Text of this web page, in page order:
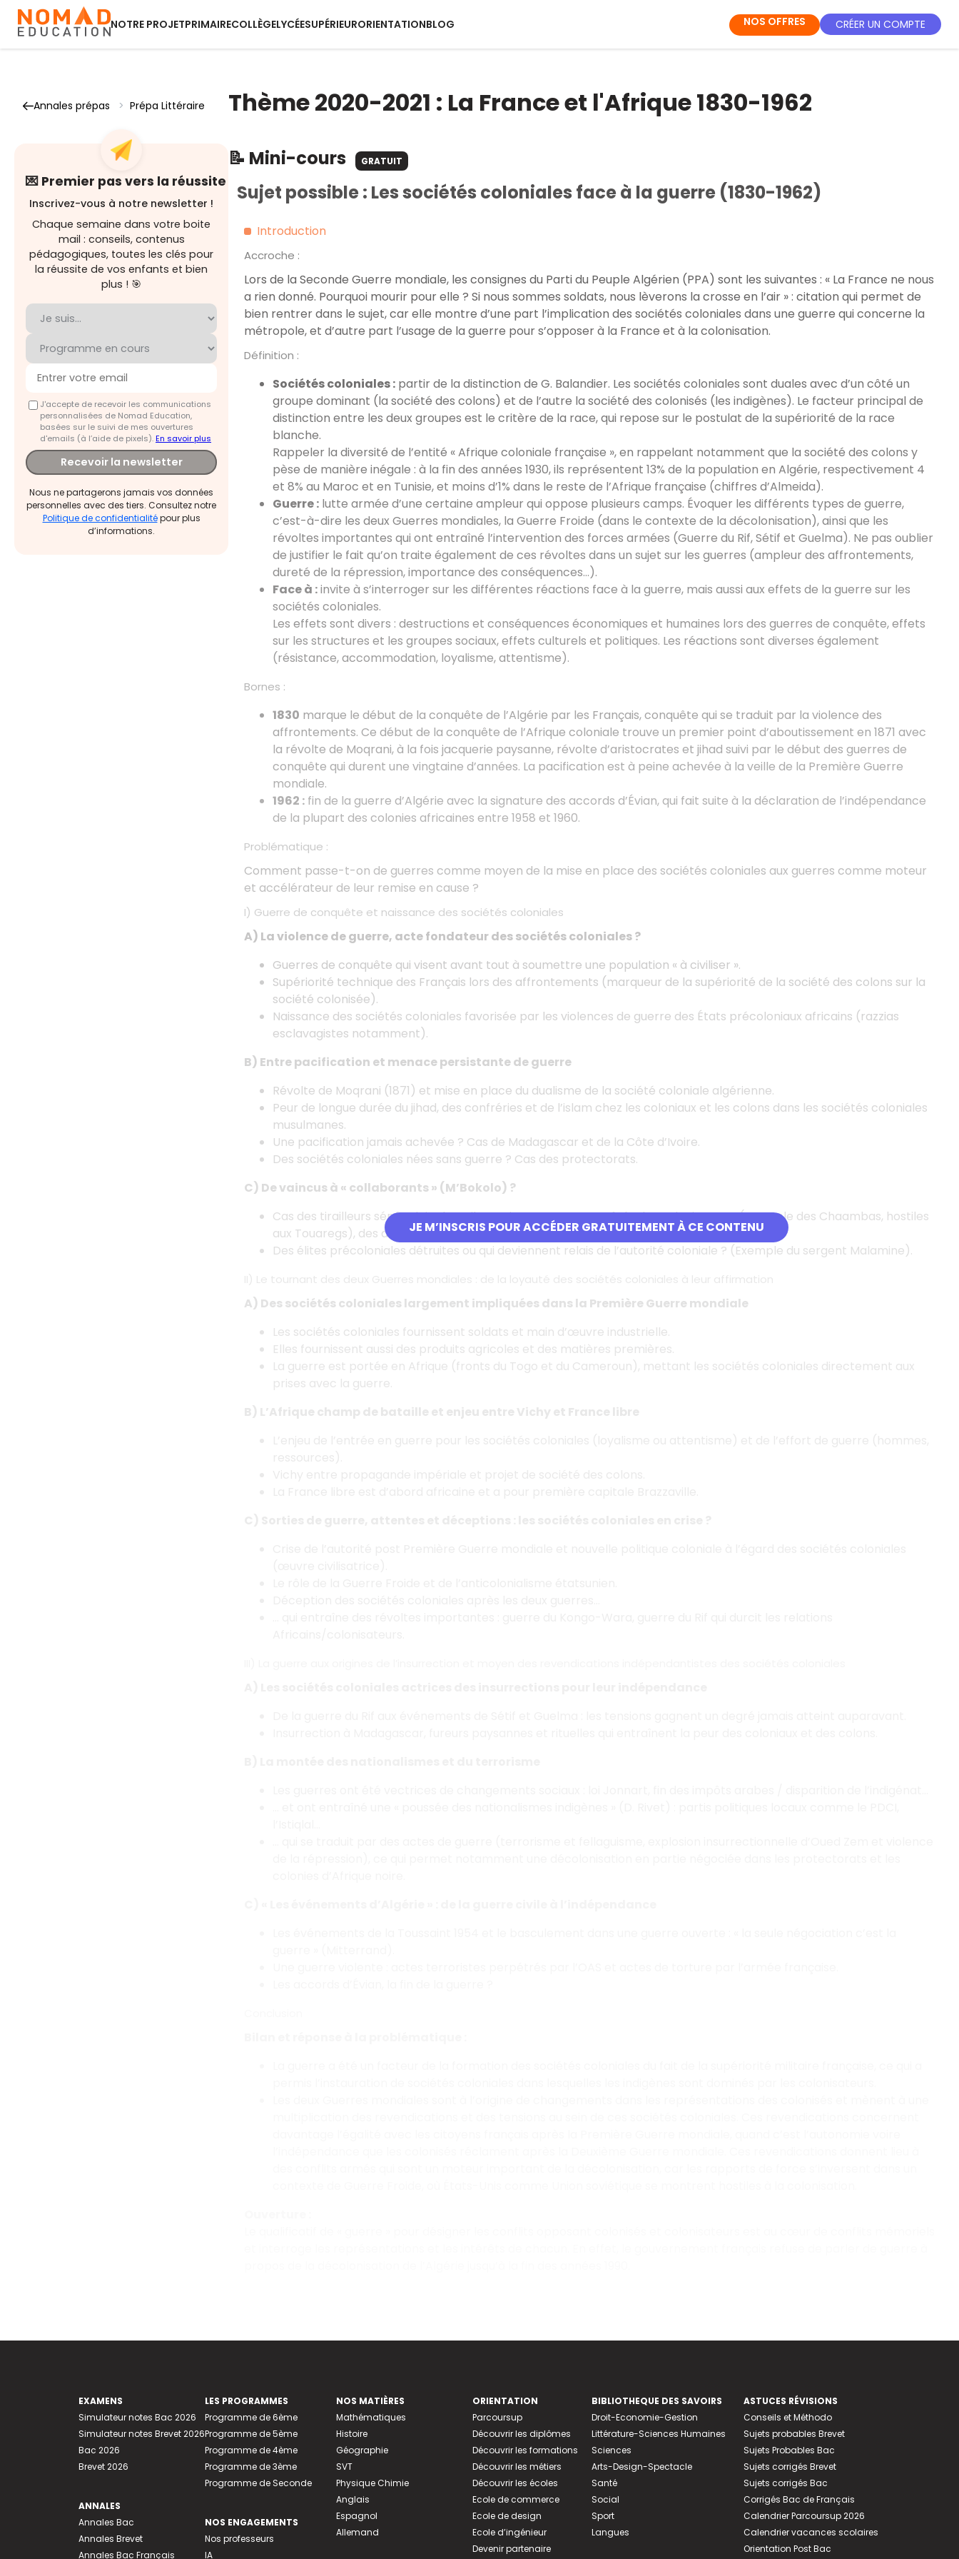
NOTRE PROJETPRIMAIRECOLLÈGELYCÉESUPÉRIEURORIENTATIONBLOG NOS OFFRES CRÉER UN COMPTE
Annales prépas > Prépa Littéraire
💌 Premier pas vers la réussite
Inscrivez-vous à notre newsletter !
Chaque semaine dans votre boite
mail : conseils, contenus
pédagogiques, toutes les clés pour
la réussite de vos enfants et bien
plus ! 🎯
J'accepte de recevoir les communications
personnalisées de Nomad Education,
basées sur le suivi de mes ouvertures
d'emails (à l’aide de pixels).En savoir plus
Recevoir la newsletter
Nous ne partagerons jamais vos données
personnelles avec des tiers. Consultez notre
Politique de confidentialitépour plus
d’informations.
Thème 2020-2021 : La France et l'Afrique 1830-1962
📝 Mini-cours GRATUIT
JE M’INSCRIS POUR ACCÉDER GRATUITEMENT À CE CONTENU
Sujet possible : Les sociétés coloniales face à la guerre (1830-1962)
Introduction
Accroche :
Lors de la Seconde Guerre mondiale, les consignes du Parti du Peuple Algérien (PPA) sont les suivantes : « La France ne nous
a rien donné. Pourquoi mourir pour elle ? Si nous sommes soldats, nous lèverons la crosse en l’air » : citation qui permet de
bien rentrer dans le sujet, car elle montre d’une part l’implication des sociétés coloniales dans une guerre qui concerne la
métropole, et d’autre part l’usage de la guerre pour s’opposer à la France et à la colonisation.
Définition :
Sociétés coloniales :partir de la distinction de G. Balandier. Les sociétés coloniales sont duales avec d’un côté un
groupe dominant (la société des colons) et de l’autre la société des colonisés (les indigènes). Le facteur principal de
distinction entre les deux groupes est le critère de la race, qui repose sur le postulat de la supériorité de la race
blanche.
Rappeler la diversité de l’entité « Afrique coloniale française », en rappelant notamment que la société des colons y
pèse de manière inégale : à la fin des années 1930, ils représentent 13% de la population en Algérie, respectivement 4
et 8% au Maroc et en Tunisie, et moins d’1% dans le reste de l’Afrique française (chiffres d’Almeida).
Guerre :lutte armée d’une certaine ampleur qui oppose plusieurs camps. Évoquer les différents types de guerre,
c’est-à-dire les deux Guerres mondiales, la Guerre Froide (dans le contexte de la décolonisation), ainsi que les
révoltes importantes qui ont entraîné l’intervention des forces armées (Guerre du Rif, Sétif et Guelma). Ne pas oublier
de justifier le fait qu’on traite également de ces révoltes dans un sujet sur les guerres (ampleur des affrontements,
dureté de la répression, importance des conséquences…).
Face à :invite à s’interroger sur les différentes réactions face à la guerre, mais aussi aux effets de la guerre sur les
sociétés coloniales.
Les effets sont divers : destructions et conséquences économiques et humaines lors des guerres de conquête, effets
sur les structures et les groupes sociaux, effets culturels et politiques. Les réactions sont diverses également
(résistance, accommodation, loyalisme, attentisme).
Bornes :
1830 marque le début de la conquête de l’Algérie par les Français, conquête qui se traduit par la violence des
affrontements. Ce début de la conquête de l’Afrique coloniale trouve un premier point d’aboutissement en 1871 avec
la révolte de Moqrani, à la fois jacquerie paysanne, révolte d’aristocrates et jihad suivi par le début des guerres de
conquête qui durent une vingtaine d’années. La pacification est à peine achevée à la veille de la Première Guerre
mondiale.
1962 :fin de la guerre d’Algérie avec la signature des accords d’Évian, qui fait suite à la déclaration de l’indépendance
de la plupart des colonies africaines entre 1958 et 1960.
Problématique :
Comment passe-t-on de guerres comme moyen de la mise en place des sociétés coloniales aux guerres comme moteur
et accélérateur de leur remise en cause ?
I) Guerre de conquête et naissance des sociétés coloniales
A) La violence de guerre, acte fondateur des sociétés coloniales ?
Guerres de conquête qui visent avant tout à soumettre une population « à civiliser ».
Supériorité technique des Français lors des affrontements (marqueur de la supériorité de la société des colons sur la
société colonisée).
Naissance des sociétés coloniales favorisée par les violences de guerre des États précoloniaux africains (razzias
esclavagistes notamment).
B) Entre pacification et menace persistante de guerre
Révolte de Moqrani (1871) et mise en place du dualisme de la société coloniale algérienne.
Peur de longue durée du jihad, des confréries et de l’islam chez les coloniaux et les colons dans les sociétés coloniales
musulmanes.
Une pacification jamais achevée ? Cas de Madagascar et de la Côte d’Ivoire.
Des sociétés coloniales nées sans guerre ? Cas des protectorats.
C) De vaincus à « collaborants » (M’Bokolo) ?
Cas des tirailleurs sénégalais, des tribus qui s’engagent aux côtés des colonisateurs (exemple des Chaambas, hostiles
aux Touaregs), des auxiliaires coloniaux.
Des élites précoloniales détruites ou qui deviennent relais de l’autorité coloniale ? (Exemple du sergent Malamine).
A) Des sociétés coloniales largement impliquées dans la Première Guerre mondiale
Les sociétés coloniales fournissent soldats et main d’œuvre industrielle.
Elles fournissent aussi des produits agricoles et des matières premières.
La guerre est portée en Afrique (fronts du Togo et du Cameroun), mettant les sociétés coloniales directement aux
prises avec la guerre.
EXAMENS
Simulateur notes Bac 2026
Simulateur notes Brevet 2026
Bac 2026
Brevet 2026
ANNALES
Annales Bac
Annales Brevet
Annales Bac Français
LES PROGRAMMES
Programme de 6ème
Programme de 5ème
Programme de 4ème
Programme de 3ème
Programme de Seconde
NOS ENGAGEMENTS
Nos professeurs
IA
NOS MATIÈRES
Mathématiques
Histoire
Géographie
SVT
Physique Chimie
Anglais
Espagnol
Allemand
ORIENTATION
Parcoursup
Découvrir les diplômes
Découvrir les formations
Découvrir les métiers
Découvrir les écoles
Ecole de commerce
Ecole de design
Ecole d’ingénieur
Devenir partenaire
BIBLIOTHEQUE DES SAVOIRS
Droit-Economie-Gestion
Littérature-Sciences Humaines
Sciences
Arts-Design-Spectacle
Santé
Social
Sport
Langues
ASTUCES RÉVISIONS
Conseils et Méthodo
Sujets probables Brevet
Sujets Probables Bac
Sujets corrigés Brevet
Sujets corrigés Bac
Corrigés Bac de Français
Calendrier Parcoursup 2026
Calendrier vacances scolaires
Orientation Post Bac